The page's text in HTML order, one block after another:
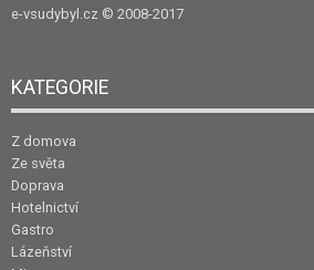
e-vsudybyl.cz © 2008-2017
KATEGORIE
Z domova
Ze světa
Doprava
Hotelnictví
Gastro
Lázeňství